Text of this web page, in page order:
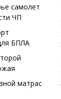
самолет
ЧП
БПЛА
матрас